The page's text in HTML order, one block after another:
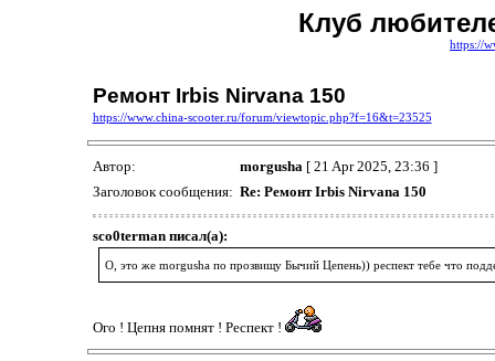
Клуб
https://
Ремонт Irbis Nirvana 150
https://www.china-scooter.ru/forum/viewtopic.php?f=16&t=23525
Автор: morgusha[ 21 Apr 2025, 23:36 ]
Заголовок сообщения: Re: Ремонт Irbis Nirvana 150
sco0terman писал(а):
О, это же morgusha по прозвищу Бычий Цепень)) респект тебе что
Ого ! Цепня помнят ! Респект !